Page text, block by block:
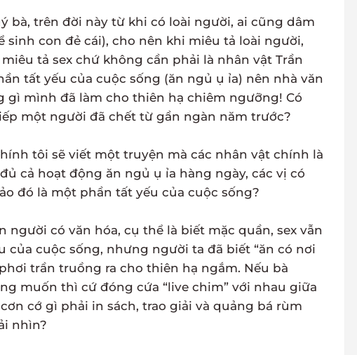
bà, trên đời này từ khi có loài người, ai cũng dâm
sinh con đẻ cái), cho nên khi miêu tả loài người,
tả sex chứ không cần phải là nhân vật Trần
tất yếu của cuộc sống (ăn ngủ ụ ỉa) nên nhà văn
gì mình đã làm cho thiên hạ chiêm ngưỡng! Có
một người đã chết từ gần ngàn năm trước?
tôi sẽ viết một truyện mà các nhân vật chính là
cả hoạt động ăn ngủ ụ ỉa hàng ngày, các vị có
đó là một phần tất yếu của cuộc sống?
người có văn hóa, cụ thể là biết mặc quần, sex vẫn
của cuộc sống, nhưng người ta đã biết “ăn có nơi
trần truồng ra cho thiên hạ ngắm. Nếu bà
muốn thì cứ đóng cứa “live chim” với nhau giữa
cớ gì phải in sách, trao giải và quảng bá rùm
nhìn?